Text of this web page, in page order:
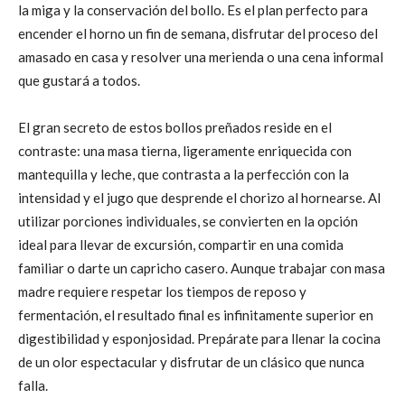
la miga y la conservación del bollo. Es el plan perfecto para
encender el horno un fin de semana, disfrutar del proceso del
amasado en casa y resolver una merienda o una cena informal
que gustará a todos.
El gran secreto de estos bollos preñados reside en el
contraste: una masa tierna, ligeramente enriquecida con
mantequilla y leche, que contrasta a la perfección con la
intensidad y el jugo que desprende el chorizo al hornearse. Al
utilizar porciones individuales, se convierten en la opción
ideal para llevar de excursión, compartir en una comida
familiar o darte un capricho casero. Aunque trabajar con masa
madre requiere respetar los tiempos de reposo y
fermentación, el resultado final es infinitamente superior en
digestibilidad y esponjosidad. Prepárate para llenar la cocina
de un olor espectacular y disfrutar de un clásico que nunca
falla.